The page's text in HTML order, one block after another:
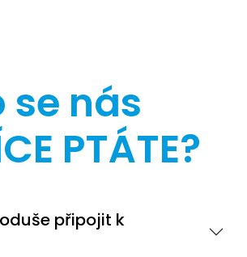
se nás
PTÁTE?
připojit k